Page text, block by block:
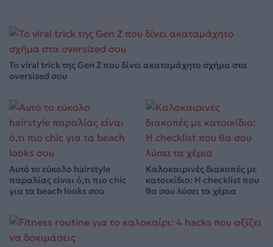
Το viral trick της Gen Z που δίνει ακαταμάχητο σχήμα στα
oversized σου
Αυτό το εύκολο hairstyle
παραλίας είναι ό,τι πιο chic
για τα beach looks σου
Καλοκαιρινές διακοπές με
κατοικίδιο: Η checklist που
θα σου λύσει τα χέρια